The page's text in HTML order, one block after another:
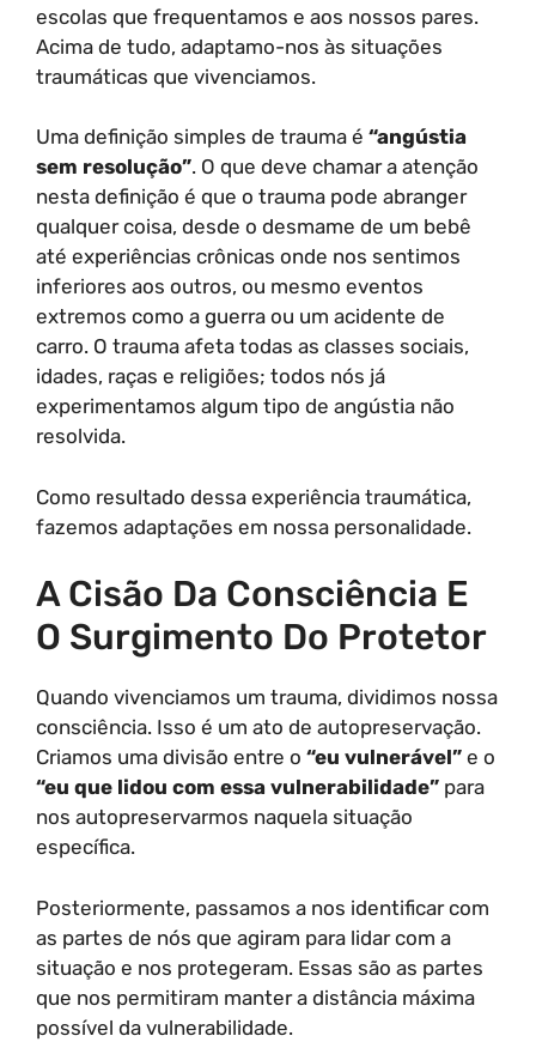
escolas que frequentamos e aos nossos pares.
Acima de tudo, adaptamo-nos às situações
traumáticas que vivenciamos.
Uma definição simples de trauma é “angústia
sem resolução”. O que deve chamar a atenção
nesta definição é que o trauma pode abranger
qualquer coisa, desde o desmame de um bebê
até experiências crônicas onde nos sentimos
inferiores aos outros, ou mesmo eventos
extremos como a guerra ou um acidente de
carro. O trauma afeta todas as classes sociais,
idades, raças e religiões; todos nós já
experimentamos algum tipo de angústia não
resolvida.
Como resultado dessa experiência traumática,
fazemos adaptações em nossa personalidade.
A Cisão Da Consciência E
O Surgimento Do Protetor
Quando vivenciamos um trauma, dividimos nossa
consciência. Isso é um ato de autopreservação.
Criamos uma divisão entre o “eu vulnerável” e o
“eu que lidou com essa vulnerabilidade” para
nos autopreservarmos naquela situação
específica.
Posteriormente, passamos a nos identificar com
as partes de nós que agiram para lidar com a
situação e nos protegeram. Essas são as partes
que nos permitiram manter a distância máxima
possível da vulnerabilidade.